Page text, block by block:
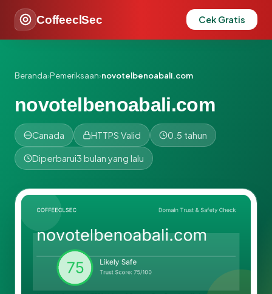
CoffeeclSec Cek Gratis
Beranda›Pemeriksaan›novotelbenoabali.com
novotelbenoabali.com
Canada HTTPS Valid 0.5 tahun
Diperbarui3 bulan yang lalu